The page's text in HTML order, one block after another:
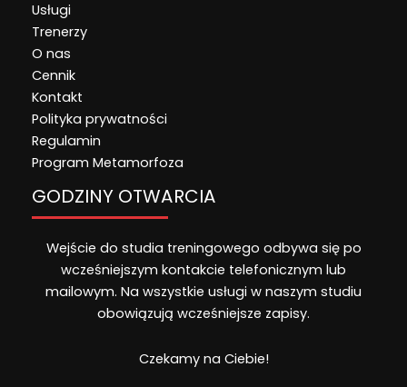
Usługi
Trenerzy
O nas
Cennik
Kontakt
Polityka prywatności
Regulamin
Program Metamorfoza
GODZINY OTWARCIA
Wejście do studia treningowego odbywa się po
wcześniejszym kontakcie telefonicznym lub
mailowym. Na wszystkie usługi w naszym studiu
obowiązują wcześniejsze zapisy.
Czekamy na Ciebie!